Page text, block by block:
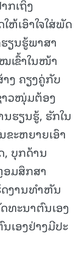
ກເຖິງ
ຫ້ເອົາໃຈໃສ່ພັດ
ຽນຮູ້ພາສາ
ເຂົ້າໃນໜ້າ
ງ ຄຽງຄູ່ກັບ
າວໜຸ່ມຕ້ອງ
ນຮຽນຮູ້, ຮັກໃນ
ະຫຍາຍເອົາ
ບຸກດ້ານ
ມສຶກສາ
ດງານທໍາຫັນ
ທະນາຕົນເອງ
ເອງຢ່າງມີປະ